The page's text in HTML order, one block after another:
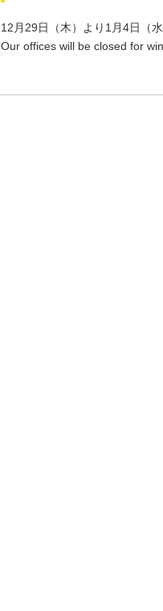
12月29日（木）より1月4日（
Our offices will be closed for